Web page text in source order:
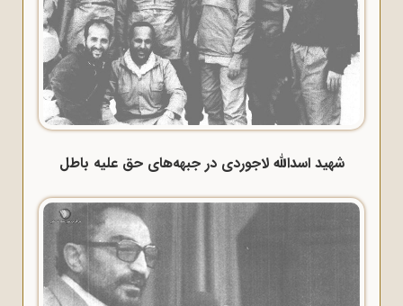
شهید اسدالله لاجوردی در جبهه‌های حق علیه باطل